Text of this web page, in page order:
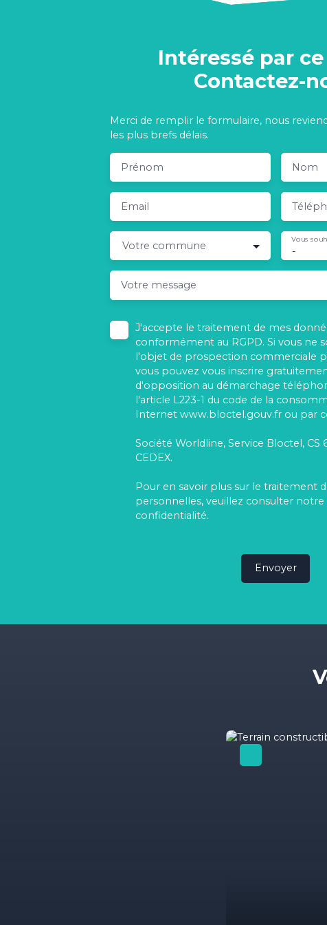
Intéressé par
Contactez-
Merci de remplir le formulaire, nous
les plus brefs délais.
Prénom Nom
Email
Votre commune -
Vous
Votre message
J'accepte le traitement de mes
conformément au RGPD. Si vous ne
l'objet de prospection commerciale
vous pouvez vous inscrire
d'opposition au démarchage
l'article L223-1 du code de la
Internet www.bloctel.gouv.fr ou par
Société Worldline, Service Bloctel, CS
CEDEX.
Pour en savoir plus sur le traitement
personnelles, veuillez consulter notre
confidentialité.
Envoyer